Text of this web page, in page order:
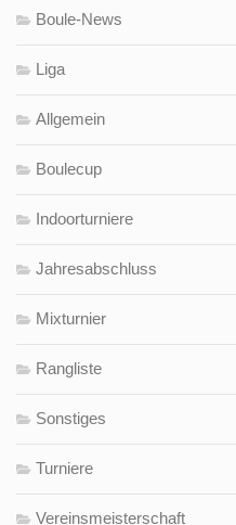
Boule-News
Liga
Allgemein
Boulecup
Indoorturniere
Jahresabschluss
Mixturnier
Rangliste
Sonstiges
Turniere
Vereinsmeisterschaft